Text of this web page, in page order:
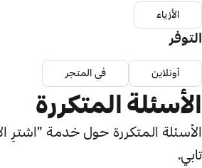
الأزياء
التوفر
أونلاين في المتجر
الأسئلة المتكررة
الأسئلة المتكررة حول خدمة "اشترِ
تابي.